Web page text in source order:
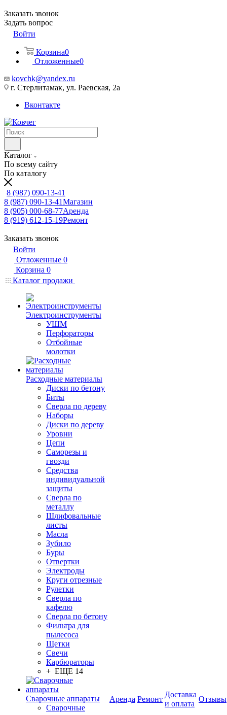
Заказать звонок
Задать вопрос
Войти
Корзина0
Отложенные0
kovchk@yandex.ru
г. Стерлитамак, ул. Раевская, 2а
Вконтакте
Каталог
По всему сайту
По каталогу
8 (987) 090-13-41
8 (987) 090-13-41Магазин
8 (905) 000-68-77Аренда
8 (919) 612-15-19Ремонт
Заказать звонок
Войти
Отложенные 0
Корзина 0
Каталог продажи
Электроинструменты
УШМ
Перфораторы
Отбойные
молотки
Расходные материалы
Диски по бетону
Биты
Сверла по дереву
Наборы
Диски по дереву
Уровни
Цепи
Саморезы и
гвозди
Средства
индивидуальной
защиты
Сверла по
металлу
Шлифовальные
листы
Масла
Зубило
Буры
Отвертки
Электроды
Круги отрезные
Рулетки
Сверла по
кафелю
Сверла по бетону
Фильтра для
пылесоса
Щетки
Свечи
Карбюраторы
+ ЕЩЕ 14
Сварочные аппараты
Сварочные
Аренда Ремонт
Доставка
и оплата
Отзывы